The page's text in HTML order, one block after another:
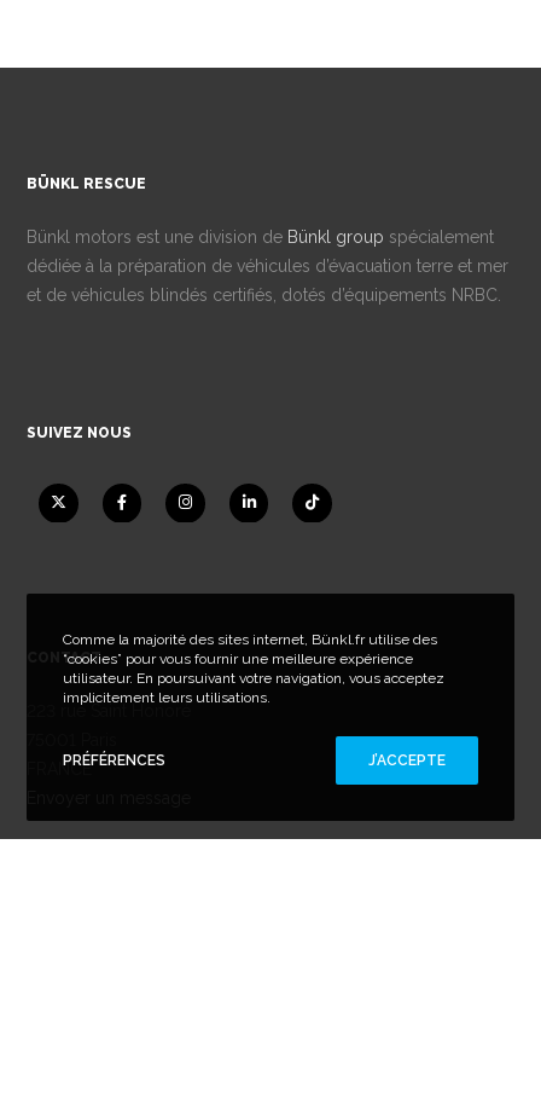
BÜNKL RESCUE
Bünkl motors est une division de Bünkl group spécialement
dédiée à la préparation de véhicules d’évacuation terre et mer
et de véhicules blindés certifiés, dotés d’équipements NRBC.
SUIVEZ NOUS
CONTACT
223 rue Saint Honoré
FRANCE
Comme la majorité des sites internet, Bünkl.fr utilise des
“cookies” pour vous fournir une meilleure expérience
utilisateur. En poursuivant votre navigation, vous acceptez
implicitement leurs utilisations.
PRÉFÉRENCES J’ACCEPTE